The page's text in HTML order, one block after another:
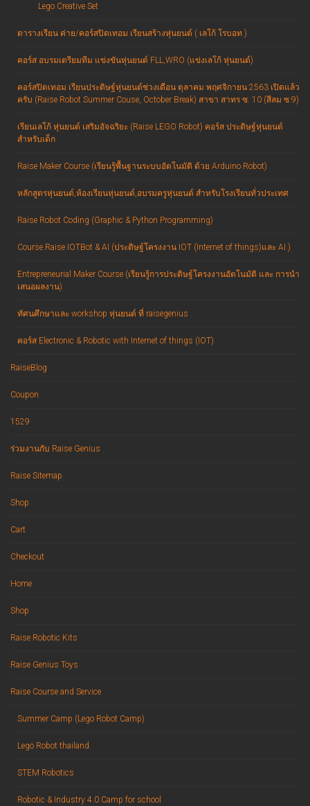
Lego Creative Set
ตารางเรียน ค่าย/คอร์สปิดเทอม เรียนสร้างหุ่นยนต์ ( เลโก้ โรบอท )
คอร์ส อบรมเตรียมทีม แข่งขันหุ่นยนต์ FLL,WRO (แข่งเลโก้ หุ่นยนต์)
คอร์สปิดเทอม เรียนประดิษฐ์หุ่นยนต์ช่วงเดือน ตุลาคม พฤศจิกายน 2563 เปิดแล้ว
ครับ (Raise Robot Summer Couse, October Break) สาขา สาทร ซ. 10 (สีลม ซ.9)
เรียนเลโก้ หุ่นยนต์ เสริมอัจฉริยะ (Raise LEGO Robot) คอร์ส ประดิษฐ์หุ่นยนต์
สำหรับเด็ก
Raise Maker Course (เรียนรู้พื้นฐานระบบอัตโนมัติ ด้วย Arduino Robot)
หลักสูตรหุ่นยนต์,ห้องเรียนหุ่นยนต์,อบรมครูหุ่นยนต์ สำหรับโรงเรียนทั่วประเทศ
Raise Robot Coding (Graphic & Python Programming)
Course Raise IOTBot & AI (ประดิษฐ์โครงงาน IOT (Internet of things)และ AI )
Entrepreneurial Maker Course (เรียนรู้การประดิษฐ์โครงงานอัตโนมัติ และ การนำ
เสนอผลงาน)
ทัศนศึกษาและ workshop หุ่นยนต์ ที่ raisegenius
คอร์ส Electronic & Robotic with Internet of things (IOT)
RaiseBlog
Coupon
1529
ร่วมงานกับ Raise Genius
Raise Sitemap
Shop
Cart
Checkout
Home
Shop
Raise Robotic Kits
Raise Genius Toys
Raise Course and Service
Summer Camp (Lego Robot Camp)
Lego Robot thailand
STEM Robotics
Robotic & Industry 4.0 Camp for school